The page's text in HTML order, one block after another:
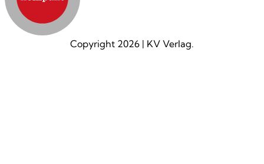
Copyright 2026 | KV Verlag.